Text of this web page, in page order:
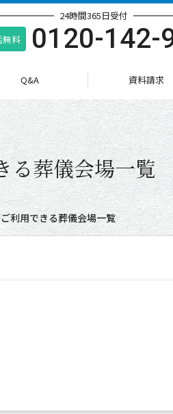
24時間365日受付
無料
0120-142-
Q&A 資料請求
る葬儀会場一覧
利用できる葬儀会場一覧